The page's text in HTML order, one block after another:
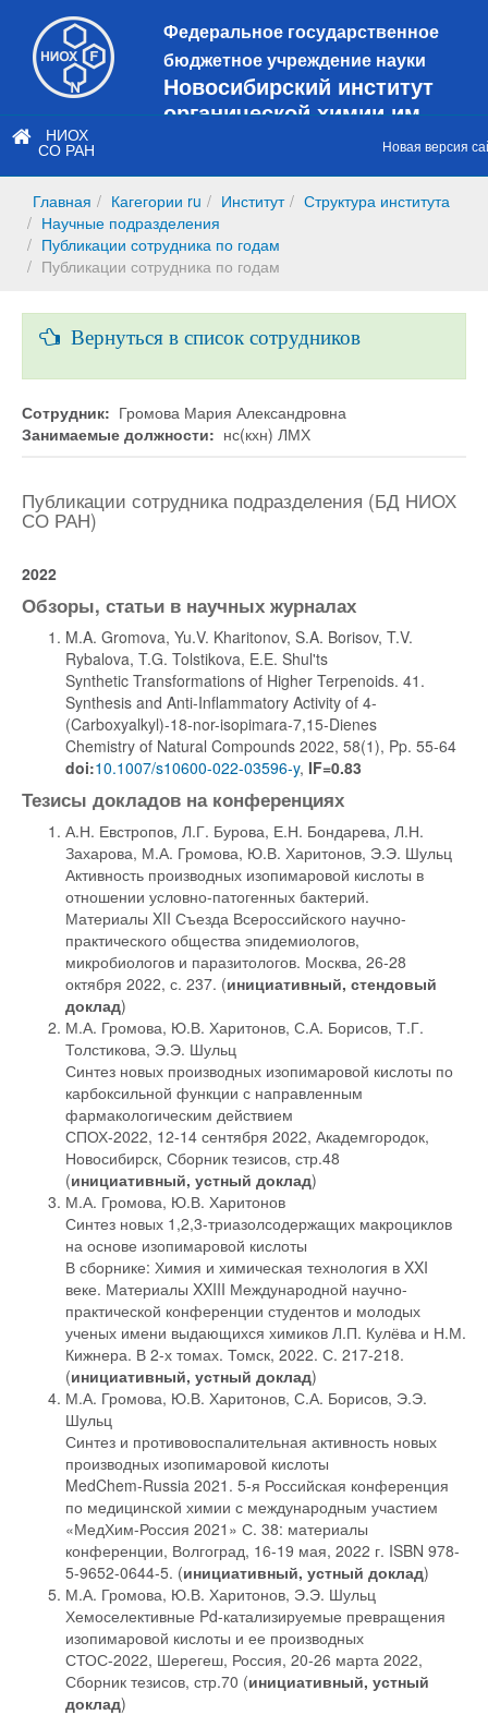
Федеральное государственное
бюджетное учреждение науки
Новосибирский институт
органической химии им.
сайт
https://web3.nioch.nsc.ru/nioch/
НИОХ
СО РАН Новая версия
Главная Кагегории ru Институт
Структура института
Научные подразделения
Публикации сотрудника по годам
Публикации сотрудника по годам
Вернуться в список сотрудников
Сотрудник: Громова Мария Александровна
Занимаемые должности: нс(кхн) ЛМХ
Публикации сотрудника подразделения (БД НИОХ
СО РАН)
2022
Обзоры, статьи в научных журналах
M.A. Gromova, Yu.V. Kharitonov, S.A. Borisov, T.V.
Rybalova, T.G. Tolstikova, E.E. Shul'ts
Synthetic Transformations of Higher Terpenoids. 41.
Synthesis and Anti-Inflammatory Activity of 4-
(Carboxyalkyl)-18-nor-isopimara-7,15-Dienes
Chemistry of Natural Compounds 2022, 58(1), Pp. 55-64
doi:10.1007/s10600-022-03596-y, IF=0.83
Тезисы докладов на конференциях
А.Н. Евстропов, Л.Г. Бурова, Е.Н. Бондарева, Л.Н.
Захарова, М.А. Громова, Ю.В. Харитонов, Э.Э. Шульц
Активность производных изопимаровой кислоты в
отношении условно-патогенных бактерий.
Материалы XII Съезда Всероссийского научно-
практического общества эпидемиологов,
микробиологов и паразитологов. Москва, 26-28
октября 2022, с. 237. (инициативный, стендовый
доклад)
М.А. Громова, Ю.В. Харитонов, С.А. Борисов, Т.Г.
Толстикова, Э.Э. Шульц
Синтез новых производных изопимаровой кислоты по
карбоксильной функции с направленным
фармакологическим действием
СПОХ-2022, 12-14 сентября 2022, Академгородок,
Новосибирск, Сборник тезисов, стр.48
(инициативный, устный доклад)
М.А. Громова, Ю.В. Харитонов
Синтез новых 1,2,3-триазолсодержащих макроциклов
на основе изопимаровой кислоты
В сборнике: Химия и химическая технология в XXI
веке. Материалы XXIII Международной научно-
практической конференции студентов и молодых
ученых имени выдающихся химиков Л.П. Кулёва и Н.М.
Кижнера. В 2-х томах. Томск, 2022. С. 217-218.
(инициативный, устный доклад)
М.А. Громова, Ю.В. Харитонов, С.А. Борисов, Э.Э.
Шульц
Синтез и противовоспалительная активность новых
производных изопимаровой кислоты
MedChem-Russia 2021. 5-я Российская конференция
по медицинской химии с международным участием
«МедХим-Россия 2021» С. 38: материалы
конференции, Волгоград, 16-19 мая, 2022 г. ISBN 978-
5-9652-0644-5. (инициативный, устный доклад)
М.А. Громова, Ю.В. Харитонов, Э.Э. Шульц
Хемоселективные Pd-катализируемые превращения
изопимаровой кислоты и ее производных
СТОС-2022, Шерегеш, Россия, 20-26 марта 2022,
Сборник тезисов, стр.70 (инициативный, устный
доклад)